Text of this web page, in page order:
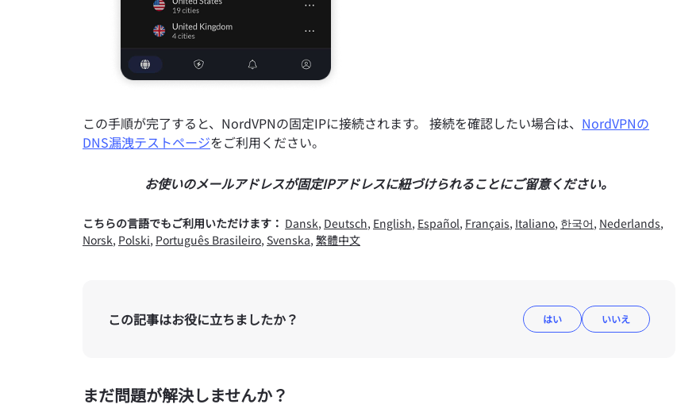
この手順が完了すると、NordVPNの固定IPに接続されます。 接続を確認したい場合は、 NordVPNの
DNS漏洩テストページをご利用ください。
お使いのメールアドレスが固定IPアドレスに紐づけられることにご留意ください。
こちらの言語でもご利用いただけます： Dansk, Deutsch, English, Español, Français, Italiano, 한국어, Nederlands,
Norsk, Polski, Português Brasileiro, Svenska, 繁體中文
この記事はお役に立ちましたか？ はい いいえ
まだ問題が解決しませんか？